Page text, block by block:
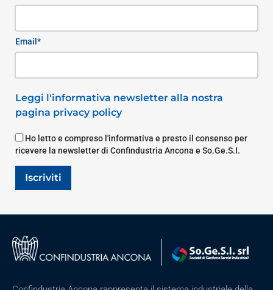
Email*
Leggi l'informativa newsletter alla nostra
pagina privacy policy
Ho letto e compreso l'informativa e presto il consenso per
ricevere la newsletter di Confindustria Ancona e So.Ge.S.I.
Iscriviti